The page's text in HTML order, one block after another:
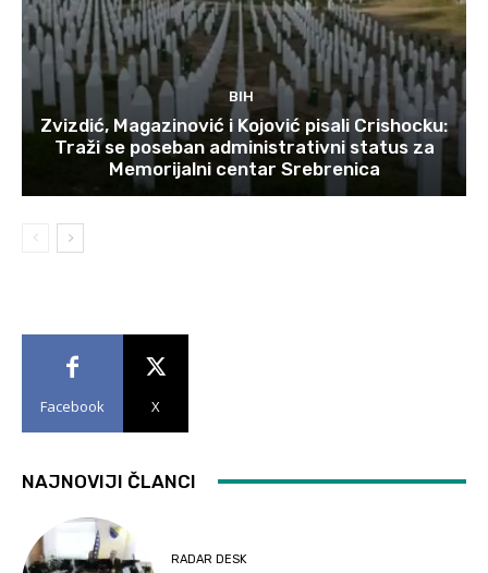
BIH
Zvizdić, Magazinović i Kojović pisali Crishocku:
Traži se poseban administrativni status za
Memorijalni centar Srebrenica
Facebook X
NAJNOVIJI ČLANCI
RADAR DESK